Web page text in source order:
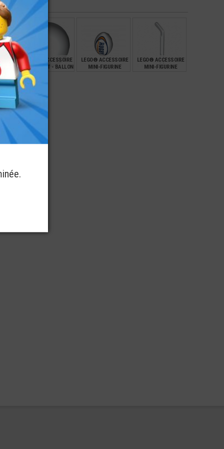
LEGO® ACCESSOIRE
BABY FOOT - BALLON
- BALLE - DURE
14,90
LEGO® ACCESSOIRE
MINI-FIGURINE
LEGO® ACCESSOIRE
MINI-FIGURINE